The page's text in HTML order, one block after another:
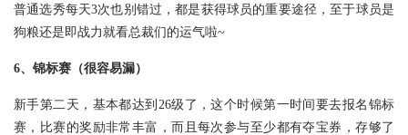
普通选秀每天3次也别错过，都是获得球员的重要途径，至于球员是
狗粮还是即战力就看总裁们的运气啦~
6、锦标赛（很容易漏）
新手第二天，基本都达到26级了，这个时候第一时间要去报名锦标
赛，比赛的奖励非常丰富，而且每次参与至少都有夺宝券，存够了